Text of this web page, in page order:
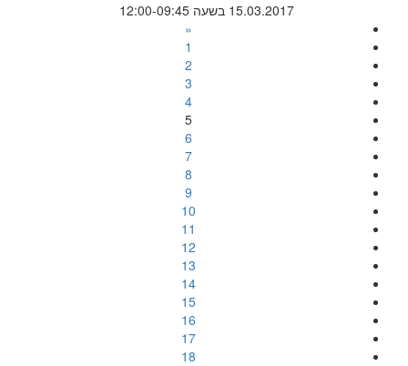
15.03.2017 בשעה 12:00-09:45
«
1
2
3
4
5
6
7
8
9
10
11
12
13
14
15
16
17
18